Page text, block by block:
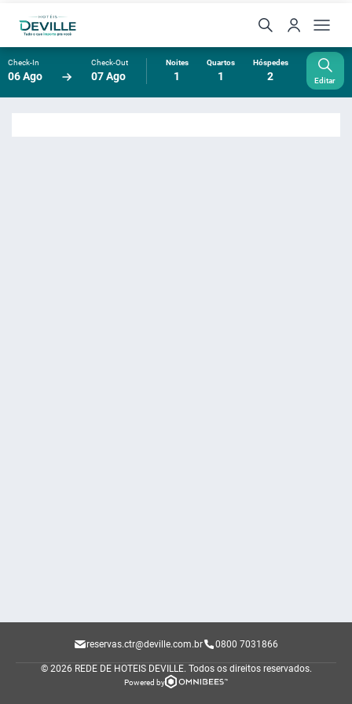
Check-In
06 Ago
Check-Out
07 Ago
Noites
1
Quartos
1
Hóspedes
2 Editar
reservas.ctr@deville.com.br 0800 7031866
© 2026 REDE DE HOTEIS DEVILLE. Todos os direitos reservados.
Powered by